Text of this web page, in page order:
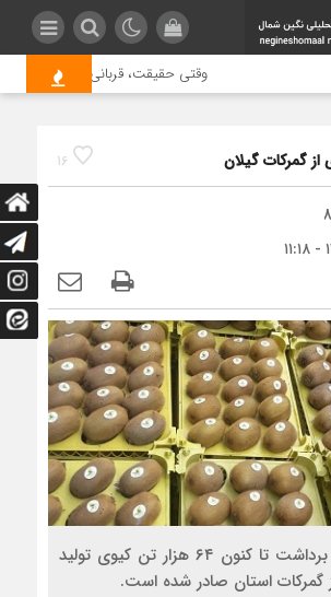
وقتی حقیقت، قربانی بازدید
16 گمرکات گیلان
از ابتدای فصل برداشت تا کنون ۶۴ هزار تن کیوی تولید
گمرکات استان صادر شده است.